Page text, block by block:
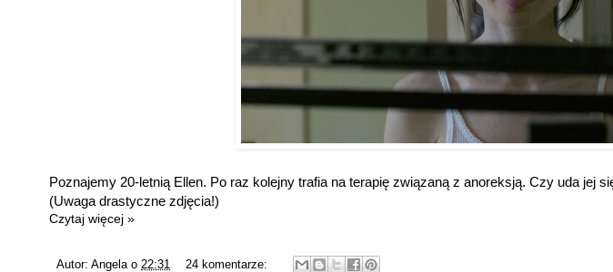
Poznajemy 20-letnią Ellen. Po raz kolejny trafia na terapię związaną z anoreksją. Czy uda jej
(Uwaga drastyczne zdjęcia!)
Czytaj więcej »
Autor: Angela o 22:31
24 komentarze: